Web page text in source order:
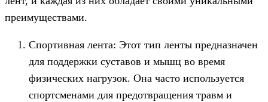
преимуществами.
Спортивная лента: Этот тип ленты предназначен
для поддержки суставов и мышц во время
физических нагрузок. Она часто используется
спортсменами для предотвращения травм и